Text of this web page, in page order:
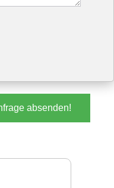
absenden!